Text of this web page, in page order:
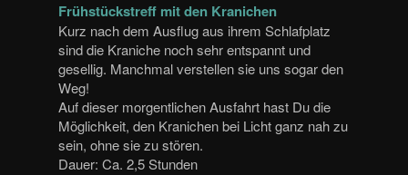
Frühstückstreff mit den Kranichen
Kurz nach dem Ausflug aus ihrem Schlafplatz
sind die Kraniche noch sehr entspannt und
gesellig. Manchmal verstellen sie uns sogar den
Weg!
Auf dieser morgentlichen Ausfahrt hast Du die
Möglichkeit, den Kranichen bei Licht ganz nah zu
sein, ohne sie zu stören.
Dauer: Ca. 2,5 Stunden